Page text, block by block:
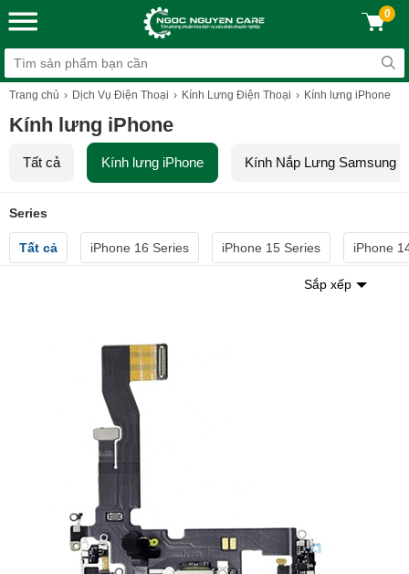
0
Trang chủ Dịch Vụ Điện Thoại Kính Lưng Điện Thoại Kính lưng iPhone
Kính lưng iPhone
Tất cả Kính lưng iPhone Kính Nắp Lưng Samsung
Series
Tất cả iPhone 16 Series iPhone 15 Series iPhone
Sắp xếp